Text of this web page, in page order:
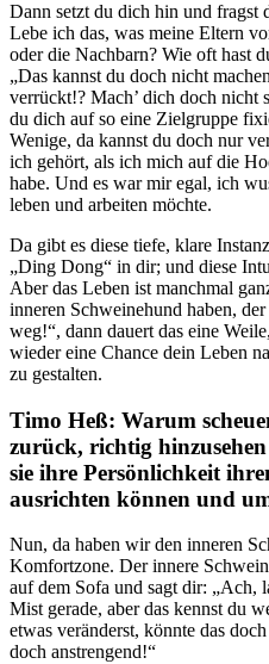
Dann setzt du dich hin und fragst
Lebe ich das, was meine Eltern
oder die Nachbarn? Wie oft hast
„Das kannst du doch nicht
verrückt!? Mach’ dich doch nicht
du dich auf so eine Zielgruppe
Wenige, da kannst du doch nur
ich gehört, als ich mich auf die
habe. Und es war mir egal, ich
leben und arbeiten möchte.
Da gibt es diese tiefe, klare
„Ding Dong“ in dir; und diese
Aber das Leben ist manchmal
inneren Schweinehund haben,
weg!“, dann dauert das eine
wieder eine Chance dein Leben
zu gestalten.
Timo Heß: Warum
zurück, richtig
sie ihre Persönlichkeit
ausrichten können und
Nun, da haben wir den inneren
Komfortzone. Der innere
auf dem Sofa und sagt dir: „Ach,
Mist gerade, aber das kennst du
etwas veränderst, könnte das
doch anstrengend!“